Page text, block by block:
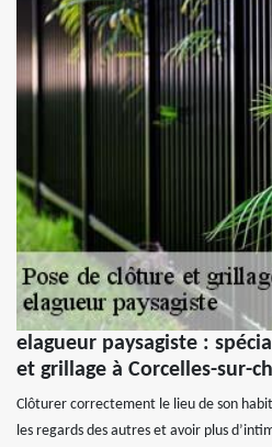
elagueur paysagiste :
et grillage à Corcelles-sur-
Clôturer correctement le lieu de son
les regards des autres et avoir plus